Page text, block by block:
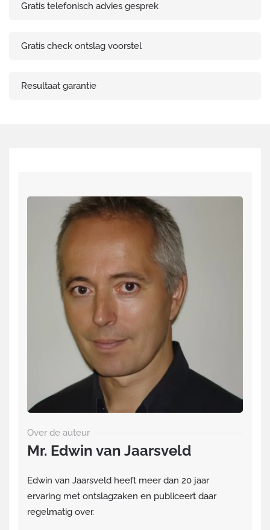
Gratis telefonisch advies gesprek
Gratis check ontslag voorstel
Resultaat garantie
Over de auteur
Mr. Edwin van Jaarsveld
Edwin van Jaarsveld heeft meer dan 20 jaar
ervaring met ontslagzaken en publiceert daar
regelmatig over.